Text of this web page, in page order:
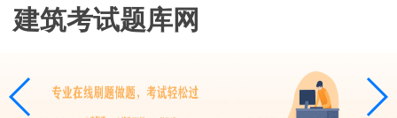
建筑考试题库网